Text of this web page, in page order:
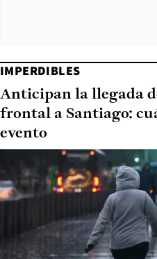
IMPERDIBLES
Anticipan la llegada
frontal a Santiago:
evento